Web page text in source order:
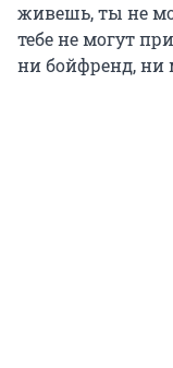
живешь, ты не
тебе не могут
ни бойфренд, ни